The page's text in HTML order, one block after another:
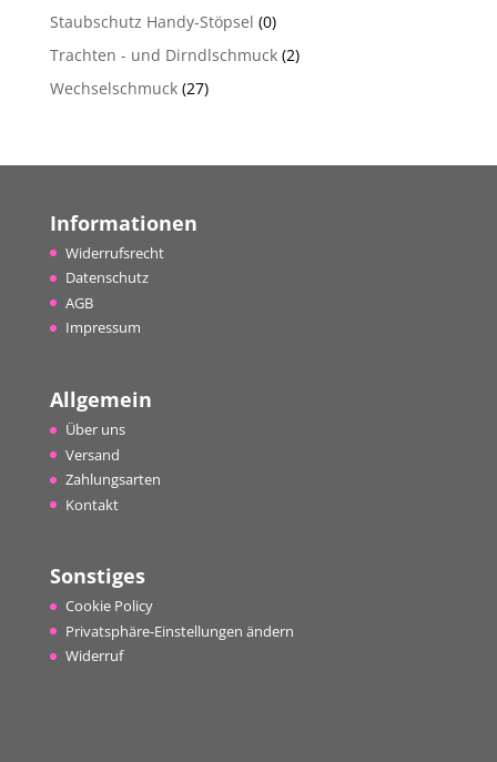
Staubschutz Handy-Stöpsel (0)
Trachten - und Dirndlschmuck (2)
Wechselschmuck (27)
Informationen
Widerrufsrecht
Datenschutz
AGB
Impressum
Allgemein
Über uns
Versand
Zahlungsarten
Kontakt
Sonstiges
Cookie Policy
Privatsphäre-Einstellungen ändern
Widerruf